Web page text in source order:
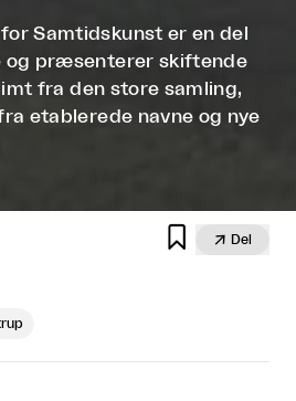
Samtidskunst er en del
og præsenterer skiftende
fra den store samling,
etablerede navne og nye
  Del